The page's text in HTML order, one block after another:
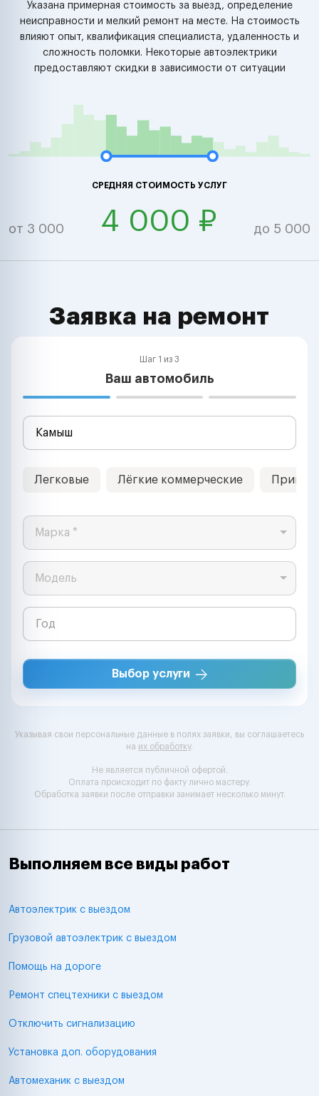
Указана примерная стоимость за выезд, определение
неисправности и мелкий ремонт на месте. На стоимость
влияют опыт, квалификация специалиста, удаленность и
сложность поломки. Некоторые автоэлектрики
предоставляют скидки в зависимости от ситуации
СРЕДНЯЯ СТОИМОСТЬ УСЛУГ
от 3 000 4 000 ₽ до 5 000
Заявка на ремонт
Шаг 1 из 3
Ваш автомобиль
Легковые Лёгкие коммерческие
Марка *
Модель
Выбор услуги
Указывая свои персональные данные в полях заявки, вы соглашаетесь
на их обработку.
Не является публичной офертой.
Оплата происходит по факту лично мастеру.
Обработка заявки после отправки занимает несколько минут.
Выполняем все виды работ
Автоэлектрик с выездом
Грузовой автоэлектрик с выездом
Помощь на дороге
Ремонт спецтехники с выездом
Отключить сигнализацию
Установка доп. оборудования
Автомеханик с выездом